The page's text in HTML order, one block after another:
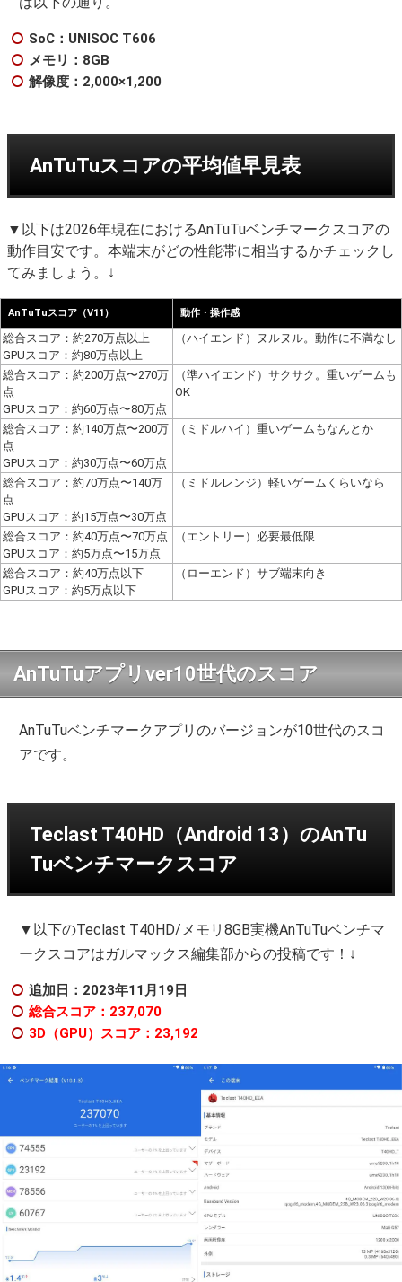
SoC：UNISOC T606
メモリ：8GB
解像度：2,000×1,200
AnTuTuスコアの平均値早見表
▼以下は2026年現在におけるAnTuTuベンチマークスコアの
動作目安です。本端末がどの性能帯に相当するかチェックし
てみましょう。↓
AnTuTuスコア（V11） 動作・操作感
総合スコア：約270万点以上
GPUスコア：約80万点以上
（ハイエンド）ヌルヌル。動作に不満なし
総合スコア：約200万点〜270万
点
GPUスコア：約60万点〜80万点
（準ハイエンド）サクサク。重いゲームも
OK
総合スコア：約140万点〜200万
点
GPUスコア：約30万点〜60万点
（ミドルハイ）重いゲームもなんとか
総合スコア：約70万点〜140万
点
GPUスコア：約15万点〜30万点
（ミドルレンジ）軽いゲームくらいなら
総合スコア：約40万点〜70万点
GPUスコア：約5万点〜15万点
（エントリー）必要最低限
総合スコア：約40万点以下
GPUスコア：約5万点以下
（ローエンド）サブ端末向き
AnTuTuアプリver10世代のスコア
AnTuTuベンチマークアプリのバージョンが10世代のスコ
アです。
Teclast T40HD（Android 13）のAnTu
Tuベンチマークスコア
▼以下のTeclast T40HD/メモリ8GB実機AnTuTuベンチマ
ークスコアはガルマックス編集部からの投稿です！↓
追加日：2023年11 月19日
総合スコア：237,070
3D（GPU）スコア：23,192